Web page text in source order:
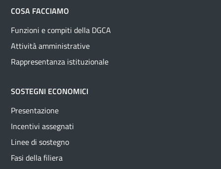
COSA FACCIAMO
Funzioni e compiti della DGCA
Attività amministrative
Rappresentanza istituzionale
SOSTEGNI ECONOMICI
Presentazione
Incentivi assegnati
Linee di sostegno
Fasi della filiera